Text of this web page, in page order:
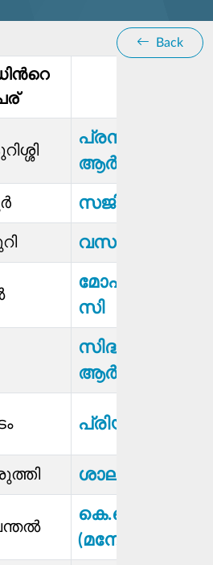
Back
പ്രസന്നകുമാരി
ആർ
സജിത എസ്
വസന്ത.കെ.വി
മോഹന്‍ദാസ്
സി
സിദ്ധാര്‍ത്ഥൻ
ആർ
പ്രിയങ്ക ഗിരീഷ്
ശാലിനി ആർ
കെ.കെ. ദീപക്
(മനോജ് )